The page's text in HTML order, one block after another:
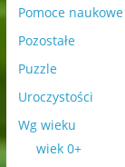
Pomoce naukowe
Pozostałe
Puzzle
Uroczystości
Wg wieku
wiek 0+